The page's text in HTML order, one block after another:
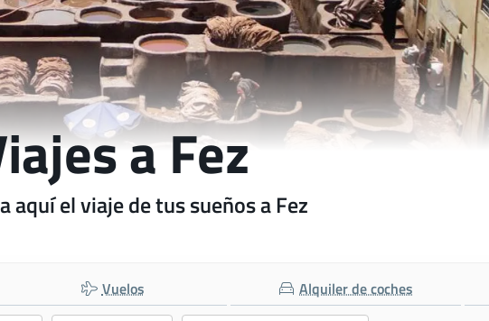
a Fez
aquí el viaje de tus sueños a Fez
Vuelos Alquiler de coches